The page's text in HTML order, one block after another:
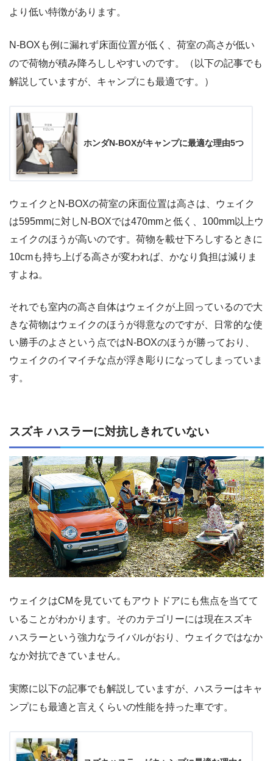
より低い特徴があります。
N-BOXも例に漏れず床面位置が低く、荷室の高さが低い
ので荷物が積み降ろししやすいのです。（以下の記事でも
解説していますが、キャンプにも最適です。）
ホンダN-BOXがキャンプに最適な理由5つ
ウェイクとN-BOXの荷室の床面位置は高さは、ウェイク
は595mmに対しN-BOXでは470mmと低く、100mm以上ウ
ェイクのほうが高いのです。荷物を載せ下ろしするときに
10cmも持ち上げる高さが変われば、かなり負担は減りま
すよね。
それでも室内の高さ自体はウェイクが上回っているので大
きな荷物はウェイクのほうが得意なのですが、日常的な使
い勝手のよさという点ではN-BOXのほうが勝っており、
ウェイクのイマイチな点が浮き彫りになってしまっていま
す。
スズキ ハスラーに対抗しきれていない
ウェイクはCMを見ていてもアウトドアにも焦点を当てて
いることがわかります。そのカテゴリーには現在スズキ
ハスラーという強力なライバルがおり、ウェイクではなか
なか対抗できていません。
実際に以下の記事でも解説していますが、ハスラーはキャ
ンプにも最適と言えくらいの性能を持った車です。